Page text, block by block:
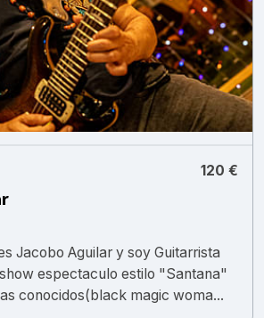
120 €
Jacobo Aguilar y soy Guitarrista
espectaculo estilo "Santana"
conocidos(black magic woma...